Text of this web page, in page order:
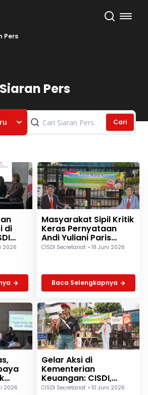
Pers
Siaran Pers
Cari
di
2026
Masyarakat Sipil Kritik
Keras Pernyataan
Andi Yuliani Paris
tentang Rokok Murah
CISDI Secretariat • 18 Juni 2026
Baca Selengkapnya
2026
Gelar Aksi di
Kementerian
Keuangan: CISDI,
RUKKI, dan IYCTC
CISDI Secretariat • 10 Juni 2026